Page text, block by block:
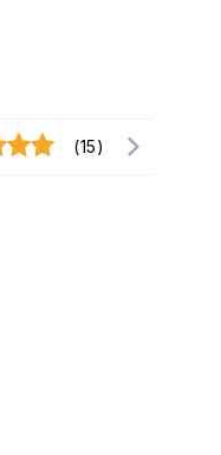
(15)